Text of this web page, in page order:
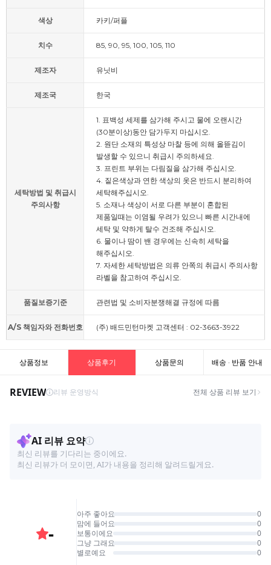
색상 카키/퍼플
치수 85, 90, 95, 100, 105, 110
제조자 유닛비
제조국 한국
세탁방법 및 취급시
주의사항
1. 표백성 세제를 삼가해 주시고 물에 오랜시간
(30분이상)동안 담가두지 마십시오.
2. 원단 소재의 특성상 마찰 등에 의해 올뜯김이
발생할 수 있으니 취급시 주의하세요.
3. 프린트 부위는 다림질을 삼가해 주십시오.
4. 짙은색상과 연한 색상의 옷은 반드시 분리하여
세탁해주십시오.
5. 소재나 색상이 서로 다른 부분이 혼합된
제품일때는 이염될 우려가 있으니 빠른 시간내에
세탁 및 약하게 탈수 건조해 주십시오.
6. 물이나 땀이 밴 경우에는 신속히 세탁을
해주십시오.
7. 자세한 세탁방법은 의류 안쪽의 취급시 주의사항
라벨을 참고하여 주십시오.
품질보증기준 관련법 및 소비자분쟁해결 규정에 따름
A/S 책임자와 전화번호 (주) 배드민턴마켓 고객센터 : 02-3663-3922
상품정보 상품후기 상품문의 배송 · 반품 안내